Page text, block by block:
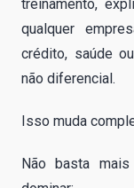
treinamento,
qualquer
crédito, saúde
não diferencial.
Isso muda
Não basta